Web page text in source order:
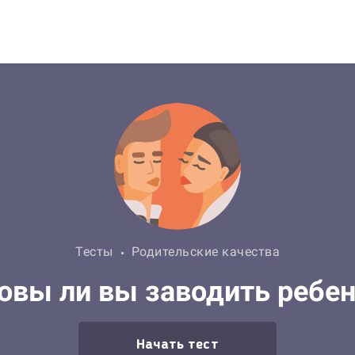
Тесты Родительские качества
ли вы заводить
Начать тест